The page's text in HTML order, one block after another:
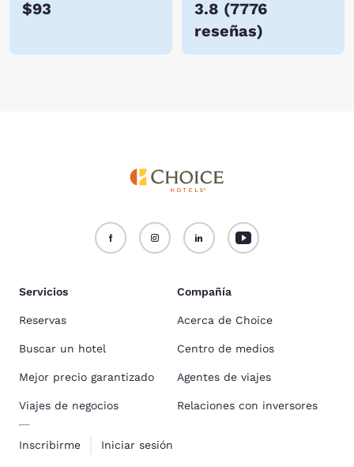
$93 3.8 (7776
reseñas)
Servicios
Reservas
Buscar un hotel
Mejor precio garantizado
Viajes de negocios
Inscribirme Iniciar sesión
Compañía
Acerca de Choice
Centro de medios
Agentes de viajes
Relaciones con inversores